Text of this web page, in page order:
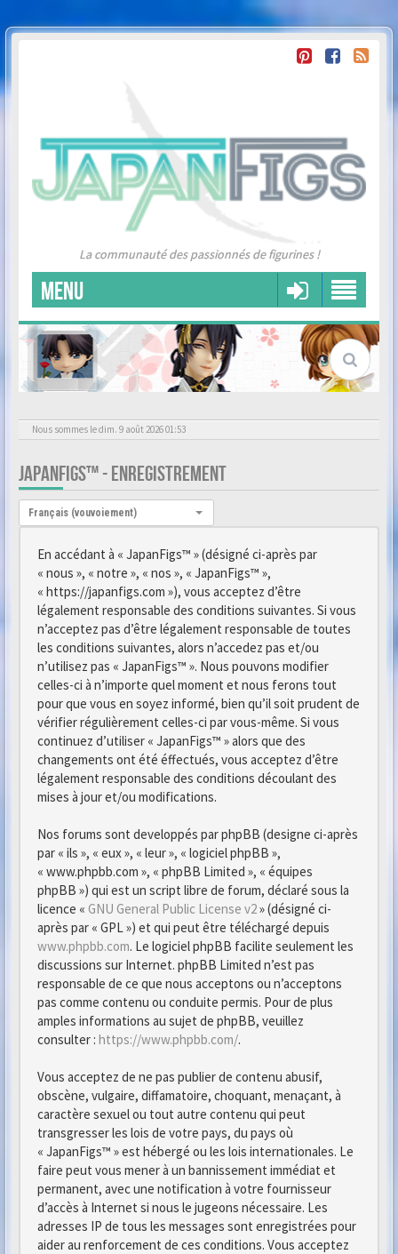
La communauté des passionnés de figurines !
MENU
Nous sommes le dim. 9 août 2026 01:53
JAPANFIGS™ - ENREGISTREMENT
Langue :
Français (vouvoiement)
En accédant à « JapanFigs™ » (désigné ci-après par
« nous », « notre », « nos », « JapanFigs™ »,
« https://japanfigs.com »), vous acceptez d’être
légalement responsable des conditions suivantes. Si vous
n’acceptez pas d’être légalement responsable de toutes
les conditions suivantes, alors n’accedez pas et/ou
n’utilisez pas « JapanFigs™ ». Nous pouvons modifier
celles-ci à n’importe quel moment et nous ferons tout
pour que vous en soyez informé, bien qu’il soit prudent de
vérifier régulièrement celles-ci par vous-même. Si vous
continuez d’utiliser « JapanFigs™ » alors que des
changements ont été éffectués, vous acceptez d’être
légalement responsable des conditions découlant des
mises à jour et/ou modifications.
Nos forums sont developpés par phpBB (designe ci-après
par « ils », « eux », « leur », « logiciel phpBB »,
« www.phpbb.com », « phpBB Limited », « équipes
phpBB ») qui est un script libre de forum, déclaré sous la
licence « GNU General Public License v2» (désigné ci-
après par « GPL ») et qui peut être téléchargé depuis
www.phpbb.com. Le logiciel phpBB facilite seulement les
discussions sur Internet. phpBB Limited n’est pas
responsable de ce que nous acceptons ou n’acceptons
pas comme contenu ou conduite permis. Pour de plus
amples informations au sujet de phpBB, veuillez
consulter : https://www.phpbb.com/.
Vous acceptez de ne pas publier de contenu abusif,
obscène, vulgaire, diffamatoire, choquant, menaçant, à
caractère sexuel ou tout autre contenu qui peut
transgresser les lois de votre pays, du pays où
« JapanFigs™ » est hébergé ou les lois internationales. Le
faire peut vous mener à un bannissement immédiat et
permanent, avec une notification à votre fournisseur
d’accès à Internet si nous le jugeons nécessaire. Les
adresses IP de tous les messages sont enregistrées pour
aider au renforcement de ces conditions. Vous acceptez